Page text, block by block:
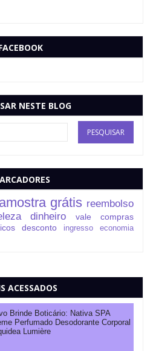
NESTE BLOG
amostra grátis reembolso
dinheiro
vale compras
desconto ingresso economia
ACESSADOS
Brinde Boticário: Nativa SPA
Perfumado Desodorante Corporal
Lumière